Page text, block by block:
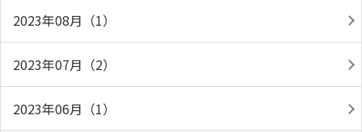
2023年08月（1）
2023年07月（2）
2023年06月（1）